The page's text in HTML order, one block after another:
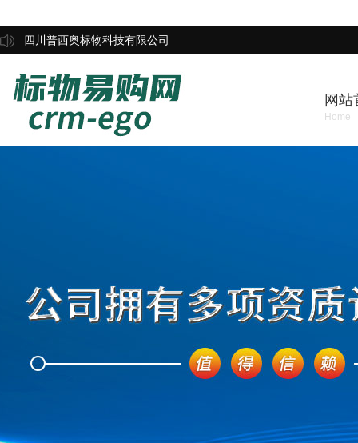
四川普西奥标物科技有限公司
网站
Home